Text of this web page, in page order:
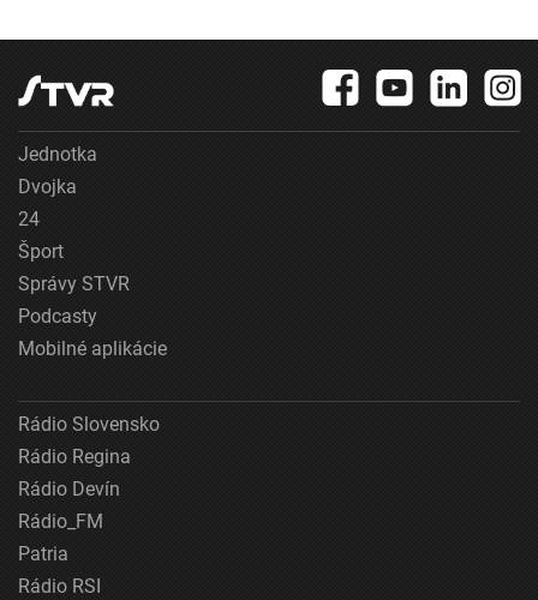
Jednotka
Dvojka
24
Šport
Správy STVR
Podcasty
Mobilné aplikácie
Rádio Slovensko
Rádio Regina
Rádio Devín
Rádio_FM
Patria
Rádio RSI